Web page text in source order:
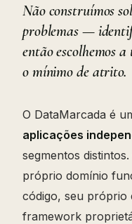
Não construímos
problemas —
então escolhemos
o mínimo de atrito.
O DataMarcada é
aplicações
segmentos
próprio domínio
código, seu próprio
framework